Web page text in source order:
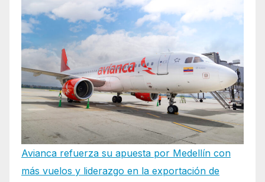
Avianca refuerza su apuesta por Medellín con
más vuelos y liderazgo en la exportación de